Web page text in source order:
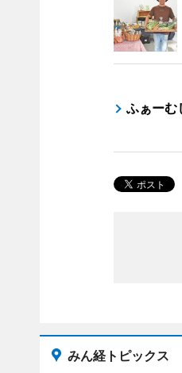
ふぁーむ
みん経トピックス